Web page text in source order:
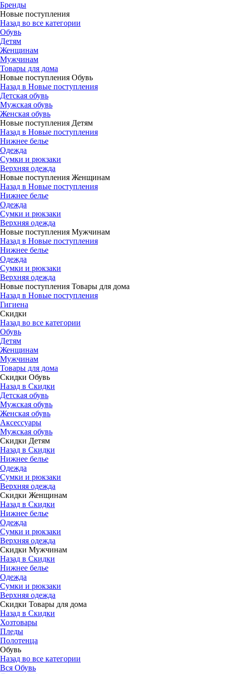
Бренды
Новые поступления
Назад во все категории
Обувь
Детям
Женщинам
Мужчинам
Товары для дома
Новые поступления Обувь
Назад в Новые поступления
Детская обувь
Мужская обувь
Женская обувь
Новые поступления Детям
Назад в Новые поступления
Нижнее белье
Одежда
Сумки и рюкзаки
Верхняя одежда
Новые поступления Женщинам
Назад в Новые поступления
Нижнее белье
Одежда
Сумки и рюкзаки
Верхняя одежда
Новые поступления Мужчинам
Назад в Новые поступления
Нижнее белье
Одежда
Сумки и рюкзаки
Верхняя одежда
Новые поступления Товары для дома
Назад в Новые поступления
Гигиена
Скидки
Назад во все категории
Обувь
Детям
Женщинам
Мужчинам
Товары для дома
Скидки Обувь
Назад в Скидки
Детская обувь
Мужская обувь
Женская обувь
Аксессуары
Мужская обувь
Скидки Детям
Назад в Скидки
Нижнее белье
Одежда
Сумки и рюкзаки
Верхняя одежда
Скидки Женщинам
Назад в Скидки
Нижнее белье
Одежда
Сумки и рюкзаки
Верхняя одежда
Скидки Мужчинам
Назад в Скидки
Нижнее белье
Одежда
Сумки и рюкзаки
Верхняя одежда
Скидки Товары для дома
Назад в Скидки
Хозтовары
Пледы
Полотенца
Обувь
Назад во все категории
Вся Обувь